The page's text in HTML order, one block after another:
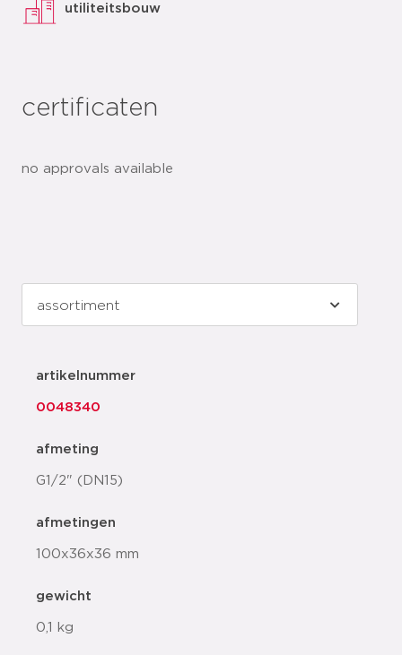
utiliteitsbouw
certificaten
no approvals available
artikelnummer
0048340
afmeting
G1/2" (DN15)
afmetingen
100x36x36 mm
gewicht
0,1 kg